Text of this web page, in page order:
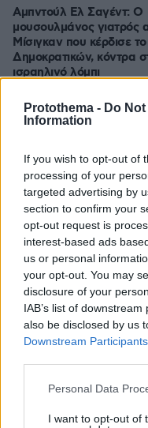
Protothema - Do
Information
If you wish to opt-out of
processing of your
targeted advertising by
section to confirm your
opt-out request is
interest-based ads
us or personal
your opt-out. You may
disclosure of your
IAB’s list of
also be disclosed by us
Downstream Participants
Please note that this
not limited to your visit
Personal Data
I want to opt-out of
Αμπντούλ Ελ Σαγέντ: Ο
μουσουλμάνος γιατρός
Μίσιγκαν που κέρδισε
Δημοκρατικών, κόντρα
ισραηλινό λόμπι
dj, οι αμοιβές τους και
ξέφρενες μέρες και
05.08.2026, 15:21
«Την έβαλα μέσα στον
μια βαλίτσα, την έδωσα
γέρο»: Τι ισχυρίστηκε
στους αστυνομικούς
της Βρετανίδας
Παναθηναϊκός - ΤΣΣΚΑ